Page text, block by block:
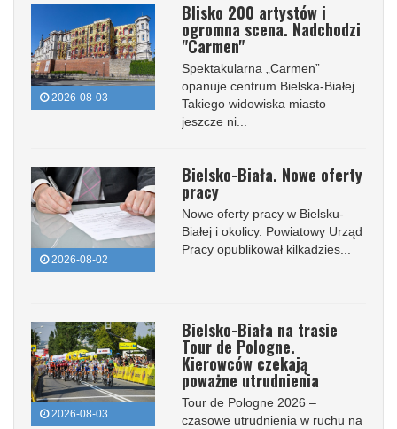
2026-08-03
Blisko 200 artystów i
ogromna scena. Nadchodzi
"Carmen"
Spektakularna „Carmen”
opanuje centrum Bielska-Białej.
Takiego widowiska miasto
jeszcze ni...
2026-08-02
Bielsko-Biała. Nowe oferty
pracy
Nowe oferty pracy w Bielsku-
Białej i okolicy. Powiatowy Urząd
Pracy opublikował kilkadzies...
2026-08-03
Bielsko-Biała na trasie
Tour de Pologne.
Kierowców czekają
poważne utrudnienia
Tour de Pologne 2026 –
czasowe utrudnienia w ruchu na